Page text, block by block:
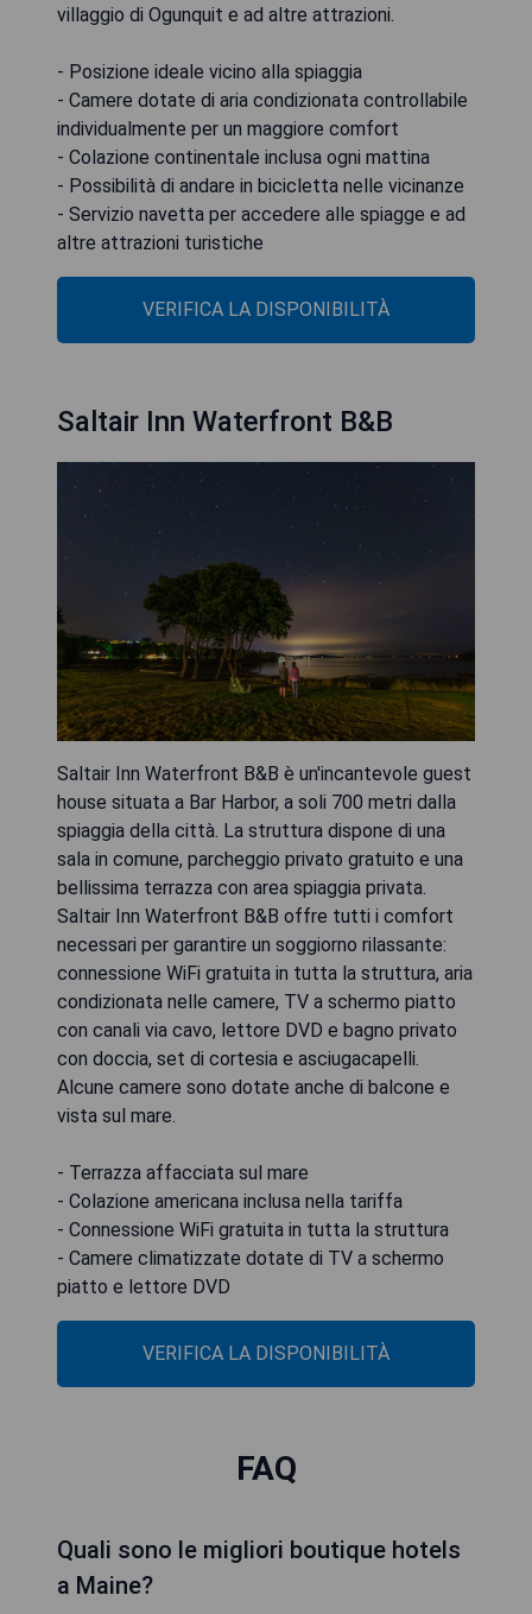
villaggio di Ogunquit e ad altre attrazioni.
- Posizione ideale vicino alla spiaggia
- Camere dotate di aria condizionata controllabile
individualmente per un maggiore comfort
- Colazione continentale inclusa ogni mattina
- Possibilità di andare in bicicletta nelle vicinanze
- Servizio navetta per accedere alle spiagge e ad
altre attrazioni turistiche
VERIFICA LA DISPONIBILITÀ
Saltair Inn Waterfront B&B
Saltair Inn Waterfront B&B è un'incantevole guest
house situata a Bar Harbor, a soli 700 metri dalla
spiaggia della città. La struttura dispone di una
sala in comune, parcheggio privato gratuito e una
bellissima terrazza con area spiaggia privata.
Saltair Inn Waterfront B&B offre tutti i comfort
necessari per garantire un soggiorno rilassante:
connessione WiFi gratuita in tutta la struttura, aria
condizionata nelle camere, TV a schermo piatto
con canali via cavo, lettore DVD e bagno privato
con doccia, set di cortesia e asciugacapelli.
Alcune camere sono dotate anche di balcone e
vista sul mare.
- Terrazza affacciata sul mare
- Colazione americana inclusa nella tariffa
- Connessione WiFi gratuita in tutta la struttura
- Camere climatizzate dotate di TV a schermo
piatto e lettore DVD
VERIFICA LA DISPONIBILITÀ
FAQ
Quali sono le migliori boutique hotels
a Maine?